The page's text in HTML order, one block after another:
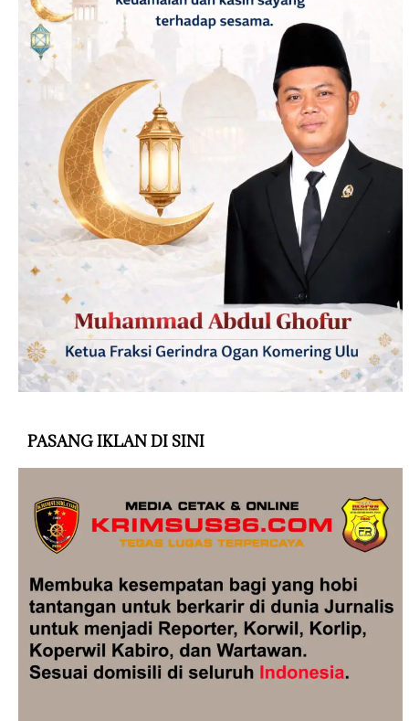
PASANG IKLAN DI SINI